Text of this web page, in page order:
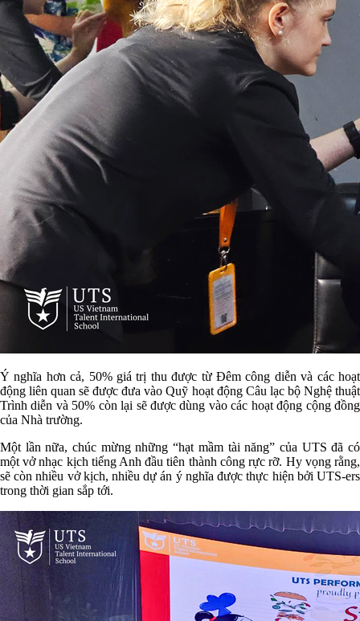
Ý nghĩa hơn cả, 50% giá trị thu được từ Đêm công diễn và các hoạt
động liên quan sẽ được đưa vào Quỹ hoạt động Câu lạc bộ Nghệ thuật
Trình diễn và 50% còn lại sẽ được dùng vào các hoạt động cộng đồng
của Nhà trường.
Một lần nữa, chúc mừng những “hạt mầm tài năng” của UTS đã có
một vở nhạc kịch tiếng Anh đầu tiên thành công rực rỡ. Hy vọng rằng,
sẽ còn nhiều vở kịch, nhiều dự án ý nghĩa được thực hiện bởi UTS-ers
trong thời gian sắp tới.